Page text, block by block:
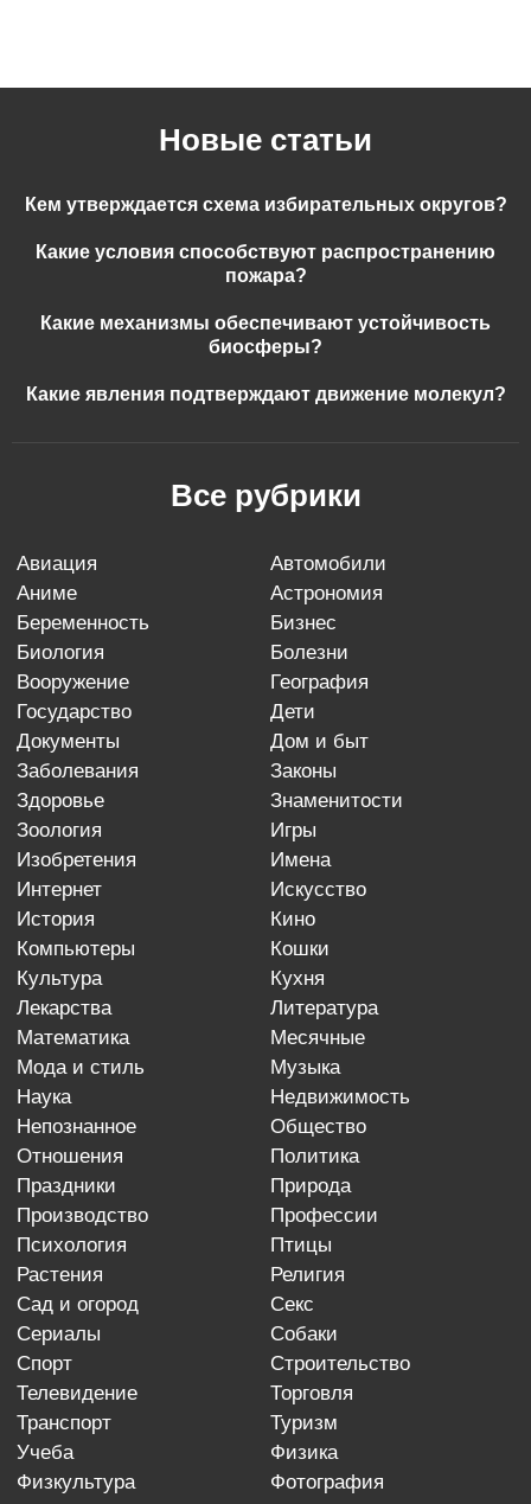
Новые статьи
Кем утверждается схема избирательных округов?
Какие условия способствуют распространению
пожара?
Какие механизмы обеспечивают устойчивость
биосферы?
Какие явления подтверждают движение молекул?
Все рубрики
авиация
автомобили
аниме
астрономия
беременность
бизнес
биология
болезни
вооружение
география
государство
дети
документы
дом и быт
заболевания
законы
здоровье
знаменитости
зоология
игры
изобретения
имена
интернет
искусство
история
кино
компьютеры
кошки
культура
кухня
лекарства
литература
математика
месячные
мода и стиль
музыка
наука
недвижимость
непознанное
общество
отношения
политика
праздники
природа
производство
профессии
психология
птицы
растения
религия
сад и огород
секс
сериалы
собаки
спорт
строительство
телевидение
торговля
транспорт
туризм
учеба
физика
физкультура
фотография